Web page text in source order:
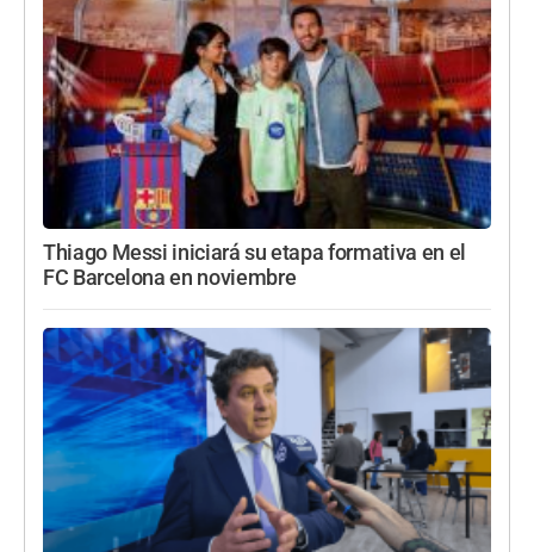
Thiago Messi iniciará su etapa formativa en el
FC Barcelona en noviembre